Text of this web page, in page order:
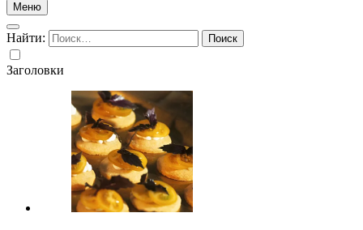
Меню
Найти:
Заголовки